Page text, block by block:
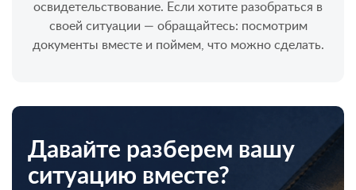
освидетельствование. Если хотите разобраться в
своей ситуации — обращайтесь: посмотрим
документы вместе и поймем, что можно сделать.
Давайте разберем вашу
ситуацию вместе?